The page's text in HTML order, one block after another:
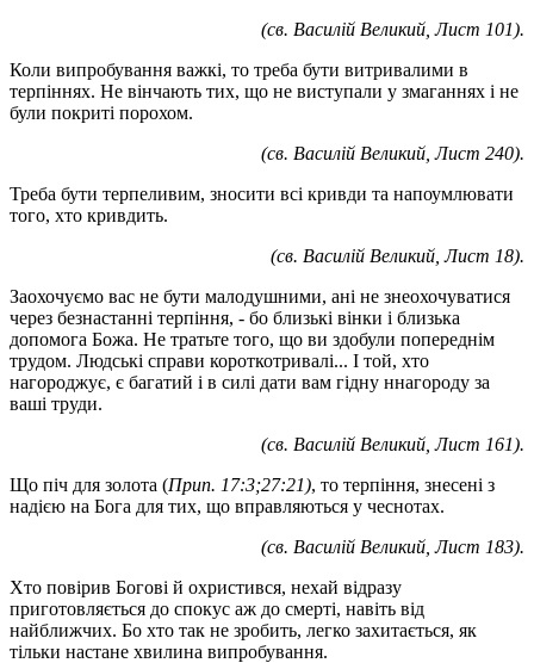
(св. Василій Великий, Лист 101).
Коли випробування важкі, то треба бути витривалими в
терпіннях. Не вінчають тих, що не виступали у змаганнях і не
були покриті порохом.
(св. Василій Великий, Лист 240).
Треба бути терпеливим, зносити всі кривди та напоумлювати
того, хто кривдить.
(св. Василій Великий, Лист 18).
Заохочуємо вас не бути малодушними, ані не знеохочуватися
через безнастанні терпіння, - бо близькі вінки і близька
допомога Божа. Не тратьте того, що ви здобули попереднім
трудом. Людські справи короткотривалі... І той, хто
нагороджує, є багатий і в силі дати вам гідну ннагороду за
ваші труди.
(св. Василій Великий, Лист 161).
Що піч для золота (Прип. 17:3;27:21), то терпіння, знесені з
надією на Бога для тих, що вправляються у чеснотах.
(св. Василій Великий, Лист 183).
Хто повірив Богові й охристився, нехай відразу
приготовляється до спокус аж до смерті, навіть від
найближчих. Бо хто так не зробить, легко захитається, як
тільки настане хвилина випробування.